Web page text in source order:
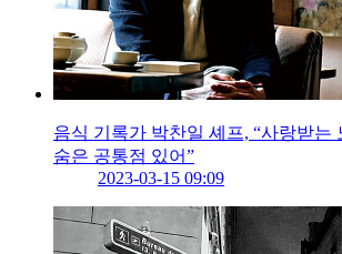
음식 기록가 박찬일 셰프, “사랑받는
숨은 공통점 있어”
2023-03-15 09:09